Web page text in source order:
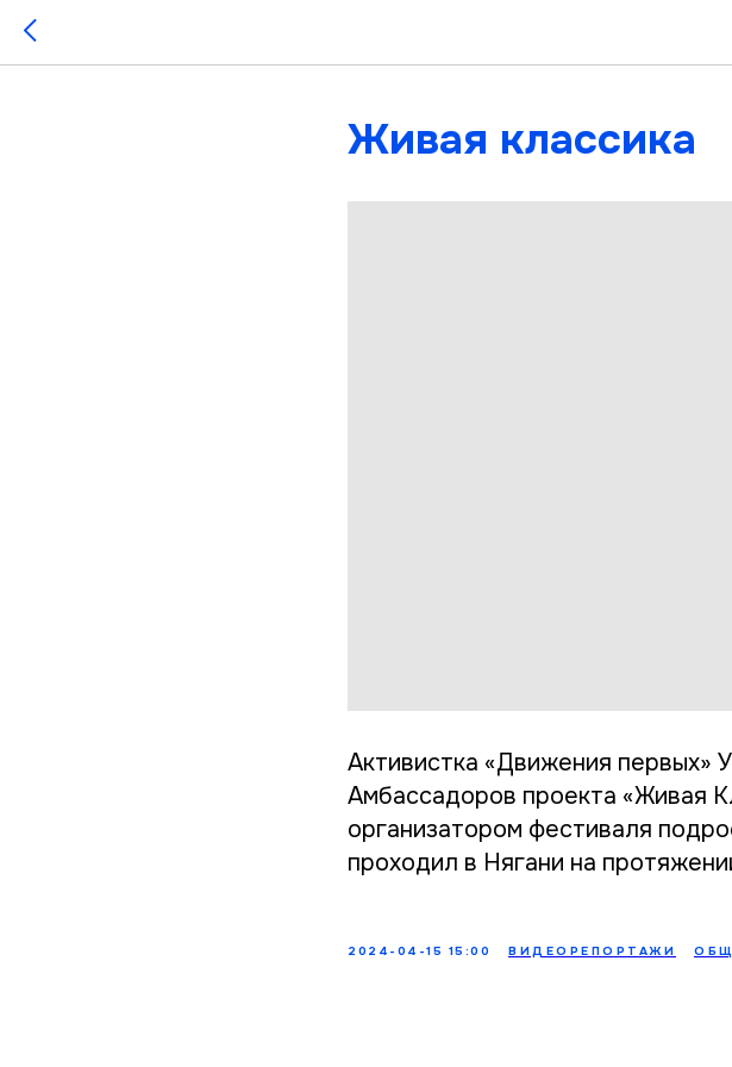
Живая классика
Активистка «Движения первых»
Амбассадоров проекта «Живая
организатором фестиваля
проходил в Нягани на
2024-04-15 15:00 ВИДЕОРЕПОРТАЖИ